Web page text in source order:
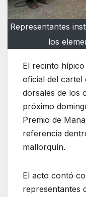
Representantes
los
El recinto
oficial del cartel
dorsales de los
próximo
Premio de
referencia
mallorquín.
El acto contó
representantes